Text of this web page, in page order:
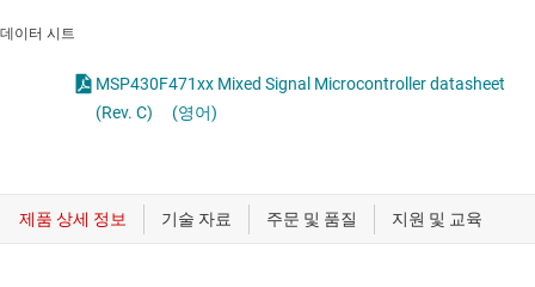
데이터 시트
MSP430F471xx Mixed Signal Microcontroller datasheet
(Rev. C)
(영어)